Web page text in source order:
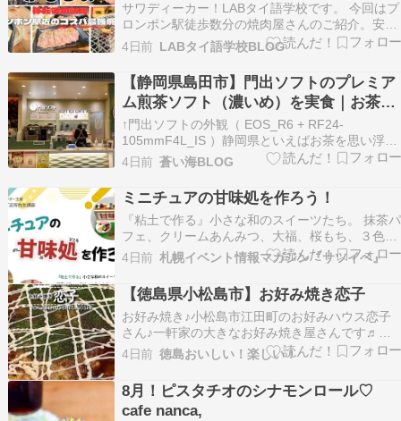
サワディーカー！LABタイ語学校です。 今回はプ
ロンポン駅徒歩数分の焼肉屋さんのご紹介。安く
て美味しいので以前からよく利用していたのです
が、今回は移転後初めての訪問です。 メニューも
少し新しくなっていたので、詳しくご紹介してい
きます。 〈目次〉 焼肉激戦区スクンビットのお
すすめ店…
4日前 LABタイ語学校BLOG
【静岡県島田市】門出ソフトのプレミア
ム煎茶ソフト（濃いめ）を実食｜お茶の
町で味わう濃厚抹茶級ソフトクリーム
↑門出ソフトの外観（ EOS_R6 + RF24-
105mmF4L_IS ）静岡県といえばお茶を思い浮か
べる方も多いですよね。でも実は「飲む」だけで
はありません。島田市のKADODE OOIGAWAにあ
る「門出ソフト」では、お茶そのものを食べてい
るような濃厚なソフトクリームが楽し…
4日前 蒼い海BLOG
ミニチュアの甘味処を作ろう！
『粘土で作る』小さな和のスイーツたち。 抹茶パ
フェ、クリームあんみつ、大福、桜もち、３色団
子、かき氷… 自分の好きな和のスイーツを作って
みませんか？ ミニチュア作品を作ってみたい方、
何度も挑戦していて再挑戦したい方 どなたでもご
参加ください♪ 時間：10時～11時半 もしくは 1…
4日前 札幌イベント情報マガジン『サツイベ』
【徳島県小松島市】お好み焼き恋子
お好み焼き♪小松島市江田町のお好みハウス恋子
さん♪一軒家の大きなお好み焼き屋さんです♬大
きな看板が目印♪広めのお席が多い店内♪マヨネー
ズ別料金じゃないのは嬉しいですね♪メニューは
こんな感じ♪ お好み焼♪大きな鉄板によく混ぜたタ
ネを入れて♪大きく広げてよく焼きます♬ 豚イカ
玉焼き♪…
4日前 徳島おいしい！楽しい！
8月！ピスタチオのシナモンロール♡
cafe nanca,